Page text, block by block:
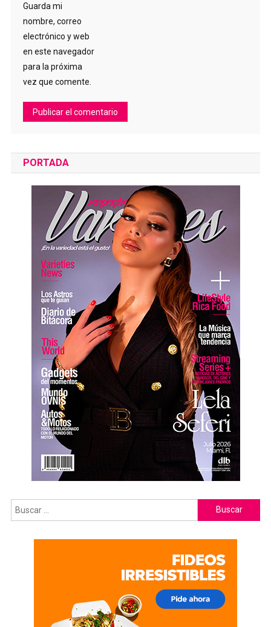
Guarda mi
nombre, correo
electrónico y web
en este navegador
para la próxima
vez que comente.
PORTADA
Buscar: